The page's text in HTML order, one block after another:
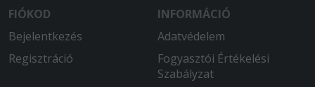
FIÓKOD
Bejelentkezés
Regisztráció
INFORMÁCIÓ
Adatvédelem
Fogyasztói Értékelési
Szabályzat